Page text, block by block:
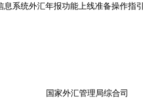
息系统外汇年报功能上线准备操作指引
国家外汇管理局综合司